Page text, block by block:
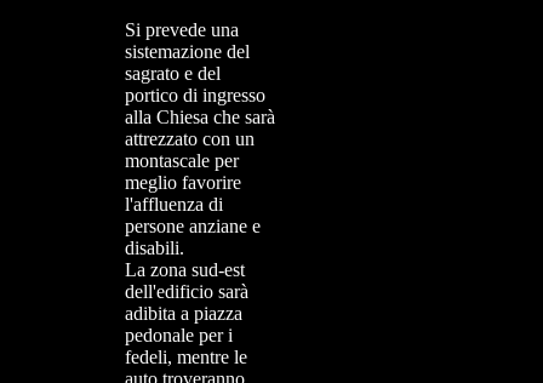
Si prevede una
sistemazione del
sagrato e del
portico di ingresso
alla Chiesa che sarà
attrezzato con un
montascale per
meglio favorire
l'affluenza di
persone anziane e
disabili.
La zona sud-est
dell'edificio sarà
adibita a piazza
pedonale per i
fedeli, mentre le
auto troveranno